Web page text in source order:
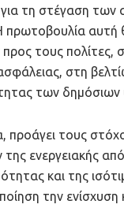
τη στέγαση των
πρωτοβουλία
τους πολίτες,
στη
των
προάγει τους
ενεργειακής
και της
την